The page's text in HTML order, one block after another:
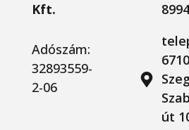
Kft.
Adószám:
32893559-
2-06
8994
6710
út